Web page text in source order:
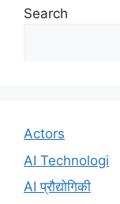
Search
Actors
AI Technologi
AI प्रौद्योगिकी